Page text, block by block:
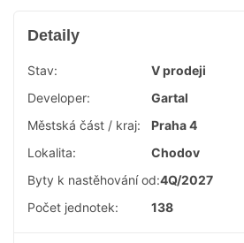
Detaily
Stav:
V prodeji
Developer:
Gartal
Městská část / kraj:
Praha 4
Lokalita:
Chodov
Byty k nastěhování od:4Q/2027
Počet jednotek:
138